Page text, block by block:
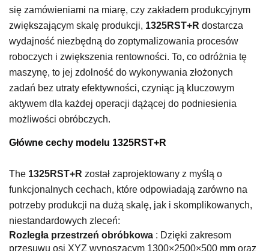
się zamówieniami na miarę, czy zakładem produkcyjnym
zwiększającym skalę produkcji, 1325RST+R dostarcza
wydajność niezbędną do zoptymalizowania procesów
roboczych i zwiększenia rentowności. To, co odróżnia tę
maszynę, to jej zdolność do wykonywania złożonych
zadań bez utraty efektywności, czyniąc ją kluczowym
aktywem dla każdej operacji dążącej do podniesienia
możliwości obróbczych.
Główne cechy modelu 1325RST+R
The 1325RST+R został zaprojektowany z myślą o
funkcjonalnych cechach, które odpowiadają zarówno na
potrzeby produkcji na dużą skalę, jak i skomplikowanych,
niestandardowych zleceń:
Rozległa przestrzeń obróbkowa : Dzięki zakresom
przesuwu osi XYZ wynoszącym 1300×2500×500 mm oraz